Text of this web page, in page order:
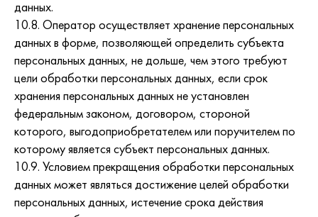
данных.
10.8. Оператор осуществляет хранение персональных
данных в форме, позволяющей определить субъекта
персональных данных, не дольше, чем этого требуют
цели обработки персональных данных, если срок
хранения персональных данных не установлен
федеральным законом, договором, стороной
которого, выгодоприобретателем или поручителем по
которому является субъект персональных данных.
10.9. Условием прекращения обработки персональных
данных может являться достижение целей обработки
персональных данных, истечение срока действия